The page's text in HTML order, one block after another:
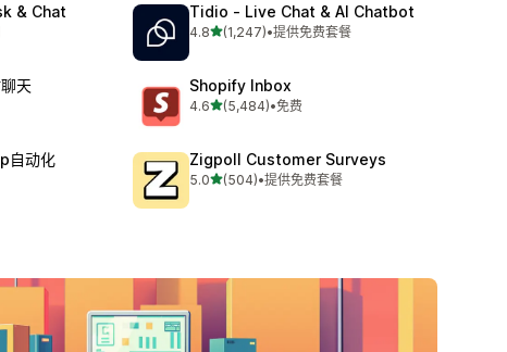
& Chat Tidio ‑ Live Chat & AI Chatbot
4.8星（满分 5 星）
(1,247)
总共 1247 条评论
•提供免费套餐
天 Shopify Inbox
4.6星（满分 5 星）
(5,484)
总共 5484 条评论
•免费
自动化 Zigpoll Customer Surveys
5.0星（满分 5 星）
(504)
总共 504 条评论
•提供免费套餐